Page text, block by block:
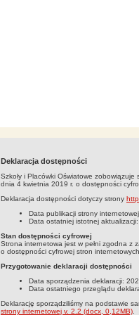
Deklaracja dostępności
Szkoły i Placówki Oświatowe zobowiązuje
dnia 4 kwietnia 2019 r. o dostępności
Deklaracja dostępności dotyczy strony
Data publikacji strony
Data ostatniej istotnej aktualizacji:
Stan dostępności cyfrowej
Strona internetowa jest w pełni zgodna z
o dostępności cyfrowej stron
Przygotowanie deklaracji dostępności
Data sporządzenia deklaracji:
Data ostatniego przeglądu
Deklarację sporządziliśmy na podstawie
strony internetowej v. 2.2 (docx, 0,12MB)